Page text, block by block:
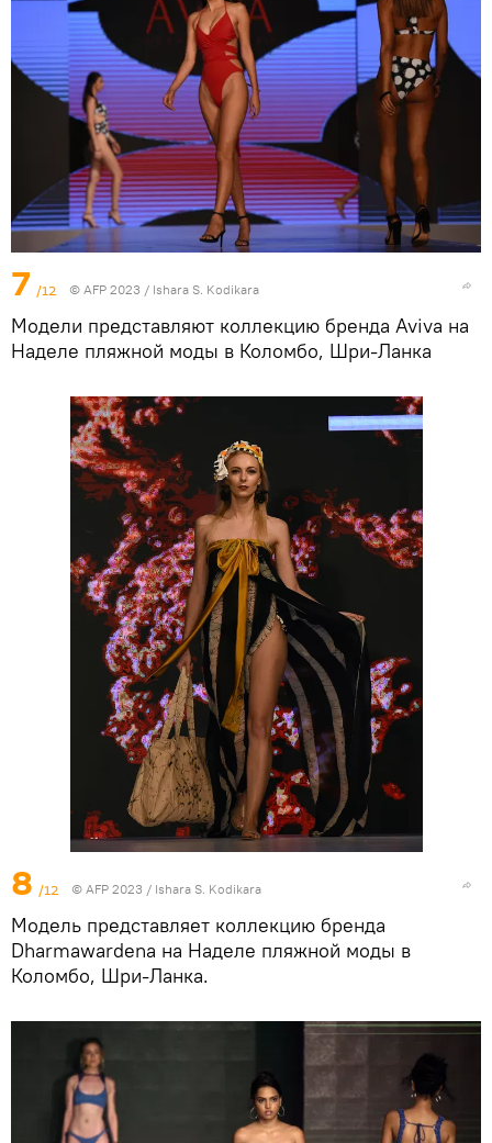
7 /12 © AFP 2023 / Ishara S. Kodikara
Модели представляют коллекцию бренда Aviva на
Наделе пляжной моды в Коломбо, Шри-Ланка
8 /12 © AFP 2023 / Ishara S. Kodikara
Модель представляет коллекцию бренда
Dharmawardena на Наделе пляжной моды в
Коломбо, Шри-Ланка.